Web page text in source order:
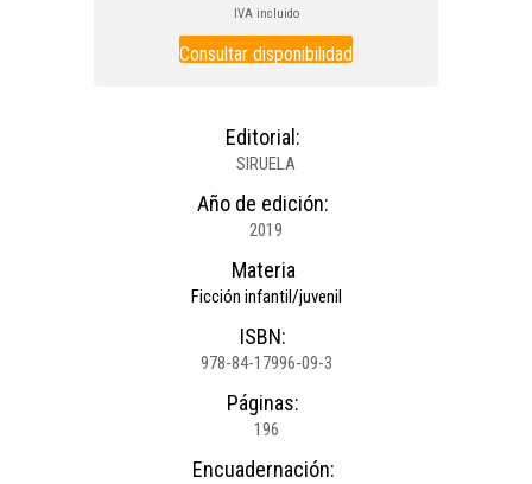
IVA incluido
Consultar disponibilidad
Editorial:
SIRUELA
Año de edición:
2019
Materia
Ficción infantil/juvenil
ISBN:
978-84-17996-09-3
Páginas:
196
Encuadernación: